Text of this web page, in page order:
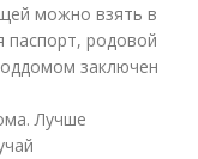
можно взять в
паспорт, родовой
заключен
Лучше